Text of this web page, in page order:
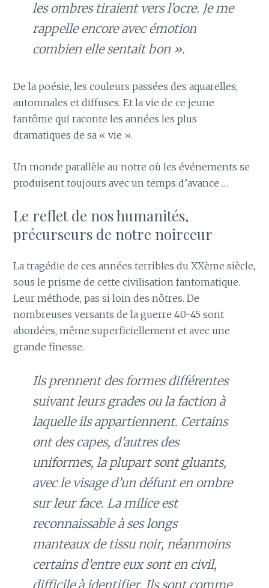
les ombres tiraient vers l’ocre. Je me
rappelle encore avec émotion
combien elle sentait bon ».
De la poésie, les couleurs passées des aquarelles,
automnales et diffuses. Et la vie de ce jeune
fantôme qui raconte les années les plus
dramatiques de sa « vie ».
Un monde parallèle au notre où les événements se
produisent toujours avec un temps d’avance …
Le reflet de nos humanités,
précurseurs de notre noirceur
La tragédie de ces années terribles du XXème siècle,
sous le prisme de cette civilisation fantomatique.
Leur méthode, pas si loin des nôtres. De
nombreuses versants de la guerre 40-45 sont
abordées, même superficiellement et avec une
grande finesse.
Ils prennent des formes différentes
suivant leurs grades ou la faction à
laquelle ils appartiennent. Certains
ont des capes, d’autres des
uniformes, la plupart sont gluants,
avec le visage d’un défunt en ombre
sur leur face. La milice est
reconnaissable à ses longs
manteaux de tissu noir, néanmoins
certains d’entre eux sont en civil,
difficile à identifier. Ils sont comme